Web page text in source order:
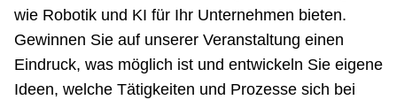
wie Robotik und KI für Ihr Unternehmen bieten.
Gewinnen Sie auf unserer Veranstaltung einen
Eindruck, was möglich ist und entwickeln Sie eigene
Ideen, welche Tätigkeiten und Prozesse sich bei